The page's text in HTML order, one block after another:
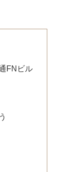
FNビル